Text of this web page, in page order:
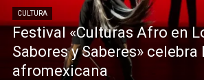
CULTURA
Festival «Culturas Afro en
Sabores y Saberes» celebra
afromexicana